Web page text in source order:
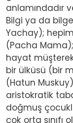
anlamındadır
Bilgi ya da
Yachay);
(Pacha
hayat
bir ülküsü (bir
(Hatun
aristokratik
doğmuş
çok orta sınıfı